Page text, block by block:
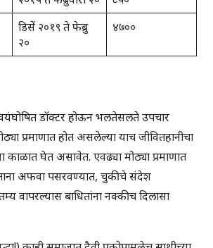
डिसें २०१९ ते फेब्रु
२०
४७००
डॉक्टर होऊन भलतेसलते उपचार
प्रमाणात होत असलेल्या याच जीवितहानीचा
काळात घेत असावेत. एवढ्या मोठ्या प्रमाणात
अफवा पसरवण्यात, चुकीचे संदेश
वापरल्यास बाधितांना नक्कीच दिलासा